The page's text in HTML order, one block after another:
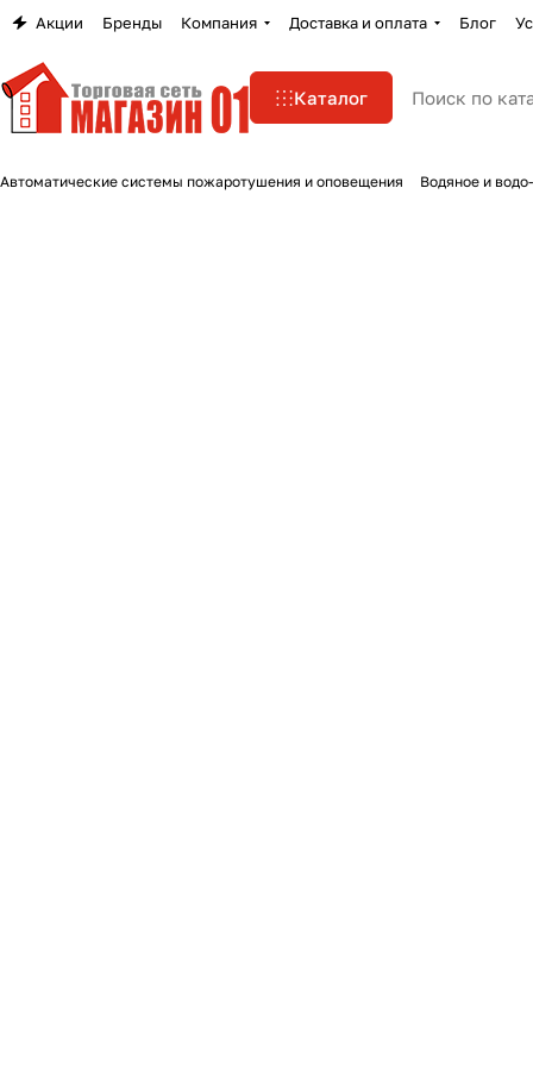
Акции Бренды Компания Доставка и оплата Блог
Каталог
Автоматические системы пожаротушения и оповещения Водяное и